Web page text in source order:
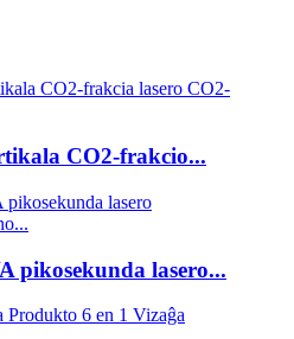
CO2-frakcio...
pikosekunda lasero...